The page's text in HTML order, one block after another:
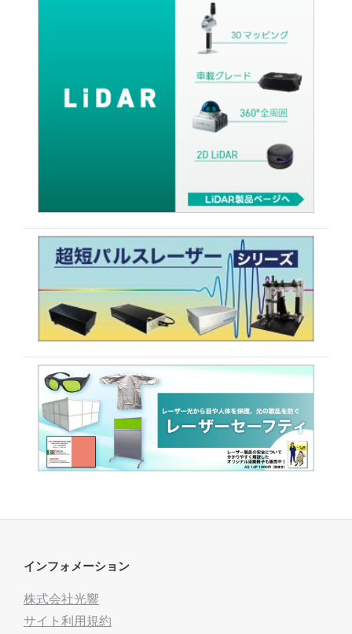
インフォメーション
株式会社光響
サイト利用規約